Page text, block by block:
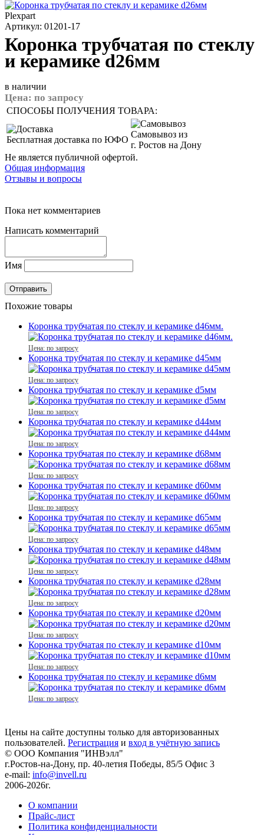
Plexpart
Артикул: 01201-17
Коронка трубчатая по стеклу
и керамике d26мм
в наличии
Цена: по запросу
СПОСОБЫ ПОЛУЧЕНИЯ ТОВАРА:
Бесплатная доставка по ЮФО
Самовывоз из
г. Ростов на Дону
Не является публичной офертой.
Общая информация
Отзывы и вопросы
Пока нет комментариев
Написать комментарий
Имя
Похожие товары
Коронка трубчатая по стеклу и керамике d46мм.
Цена: по запросу
Коронка трубчатая по стеклу и керамике d45мм
Цена: по запросу
Коронка трубчатая по стеклу и керамике d5мм
Цена: по запросу
Коронка трубчатая по стеклу и керамике d44мм
Цена: по запросу
Коронка трубчатая по стеклу и керамике d68мм
Цена: по запросу
Коронка трубчатая по стеклу и керамике d60мм
Цена: по запросу
Коронка трубчатая по стеклу и керамике d65мм
Цена: по запросу
Коронка трубчатая по стеклу и керамике d48мм
Цена: по запросу
Коронка трубчатая по стеклу и керамике d28мм
Цена: по запросу
Коронка трубчатая по стеклу и керамике d20мм
Цена: по запросу
Коронка трубчатая по стеклу и керамике d10мм
Цена: по запросу
Коронка трубчатая по стеклу и керамике d6мм
Цена: по запросу
Цены на сайте доступны только для авторизованных
пользователей. Регистрация и вход в учётную запись
© ООО Компания "ИНВэлл"
г.Ростов-на-Дону, пр. 40-летия Победы, 85/5 Офис 3
e-mail: info@invell.ru
2006-2026г.
О компании
Прайс-лист
Политика конфиденциальности